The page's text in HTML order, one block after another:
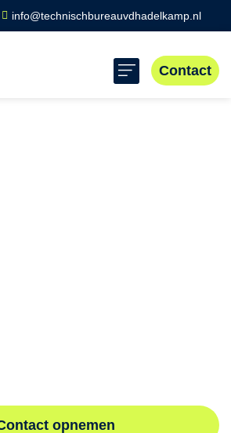
info@technischbureauvdhadelkamp.nl
Contact
opnemen